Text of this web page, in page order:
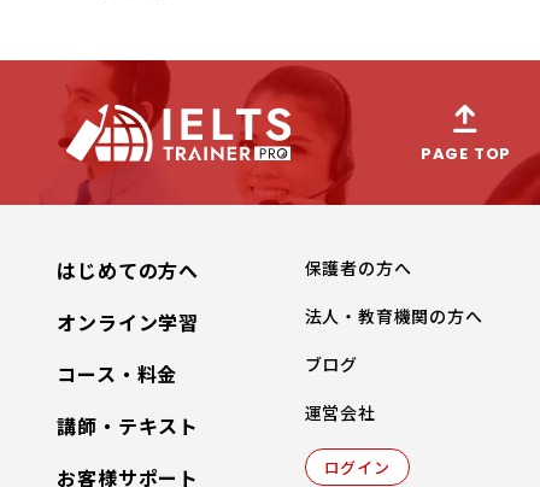
PAGE TOP
はじめての方へ
オンライン学習
コース・料金
講師・テキスト
お客様サポート
保護者の方へ
法人・教育機関の方へ
ブログ
運営会社
ログイン